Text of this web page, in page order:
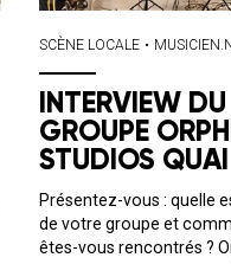
SCÈNE LOCALE •
INTERVIEW DU
GROUPE
STUDIOS
Présentez-vous : quelle
de votre groupe et
êtes-vous rencontrés ?